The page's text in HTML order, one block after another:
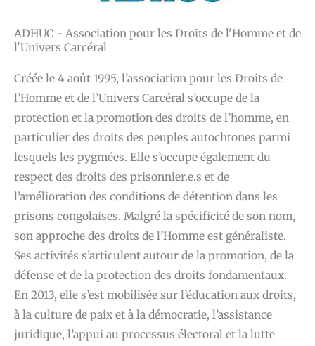
ADHUC - Association pour les Droits de l'Homme et de
l'Univers Carcéral
Créée le 4 août 1995, l’association pour les Droits de
l’Homme et de l’Univers Carcéral s’occupe de la
protection et la promotion des droits de l’homme, en
particulier des droits des peuples autochtones parmi
lesquels les pygmées. Elle s’occupe également du
respect des droits des prisonnier.e.s et de
l’amélioration des conditions de détention dans les
prisons congolaises. Malgré la spécificité de son nom,
son approche des droits de l’Homme est généraliste.
Ses activités s’articulent autour de la promotion, de la
défense et de la protection des droits fondamentaux.
En 2013, elle s’est mobilisée sur l’éducation aux droits,
à la culture de paix et à la démocratie, l’assistance
juridique, l’appui au processus électoral et la lutte